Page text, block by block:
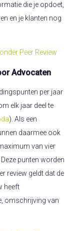
die je opdoet,
en je klanten nog
Peer Review
Advocaten
per jaar
elk jaar deel te
). Als een
daarmee ook
van vier
Deze punten worden
review geldt dat de
heeft
omschrijving van